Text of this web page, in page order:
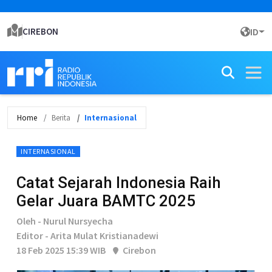
CIREBON ID
Home Berita Internasional
INTERNASIONAL
Catat Sejarah Indonesia Raih
Gelar Juara BAMTC 2025
Oleh - Nurul Nursyecha
Editor - Arita Mulat Kristianadewi
18 Feb 2025 15:39 WIB
Cirebon